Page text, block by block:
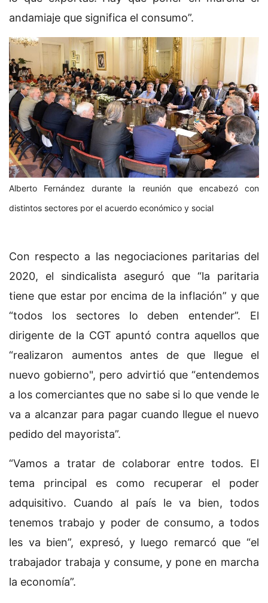
andamiaje que significa el consumo”.
Alberto Fernández durante la reunión que encabezó con
distintos sectores por el acuerdo económico y social
Con respecto a las negociaciones paritarias del
2020, el sindicalista aseguró que “la paritaria
tiene que estar por encima de la inflación” y que
“todos los sectores lo deben entender”. El
dirigente de la CGT apuntó contra aquellos que
“realizaron aumentos antes de que llegue el
nuevo gobierno", pero advirtió que “entendemos
a los comerciantes que no sabe si lo que vende le
va a alcanzar para pagar cuando llegue el nuevo
pedido del mayorista”.
“Vamos a tratar de colaborar entre todos. El
tema principal es como recuperar el poder
adquisitivo. Cuando al país le va bien, todos
tenemos trabajo y poder de consumo, a todos
les va bien”, expresó, y luego remarcó que “el
trabajador trabaja y consume, y pone en marcha
la economía”.